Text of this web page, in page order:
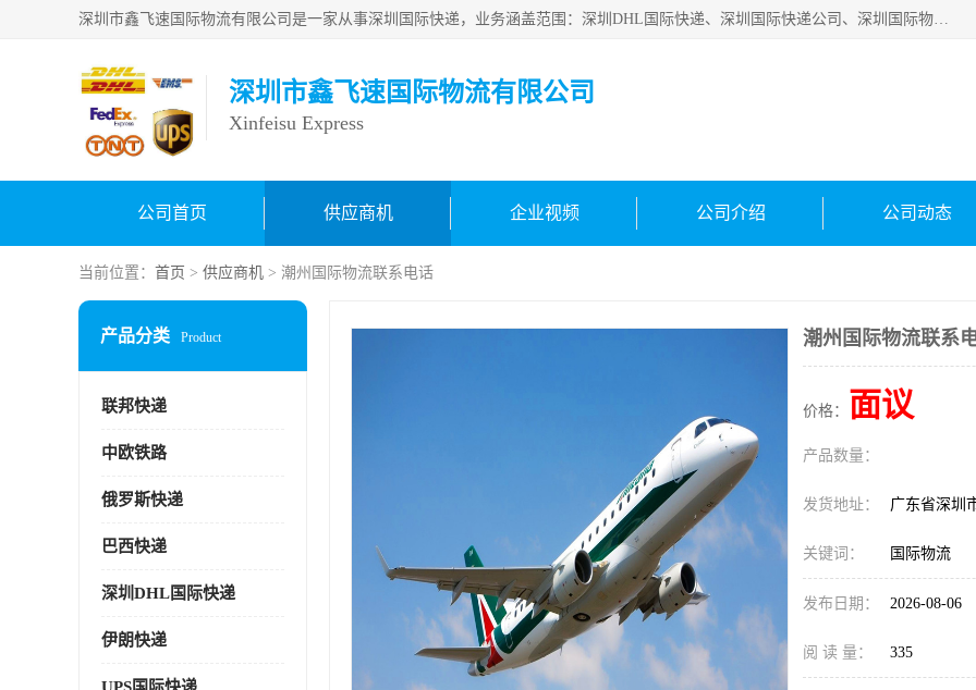
深圳市鑫飞速国际物流有限公司是一家从事深圳国际快递，业务涵盖范围：深圳DHL国际快递、深圳国际快递公司、深圳国际物流公司、深圳国际快递、深圳DHL国际快递电话可拨打全国服务热线：15019287411。欢迎各位亲来人来电到我司洽谈合作。
深圳市鑫飞速国际物流有限公司
Xinfeisu Express
公司首页 供应商机 企业视频 公司介绍 公司动态
当前位置： 首页 > 供应商机 > 潮州国际物流联系电话
产品分类 Product
联邦快递
中欧铁路
俄罗斯快递
巴西快递
深圳DHL国际快递
伊朗快递
潮州国际物流联系
价格： 面议
产品数量：
发货地址： 广东省深圳
关键词： 国际物流
发布日期： 2026-08-06
阅 读 量： 335